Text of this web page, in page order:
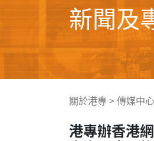
新聞及
關於港專>傳媒中心
港專辦香港